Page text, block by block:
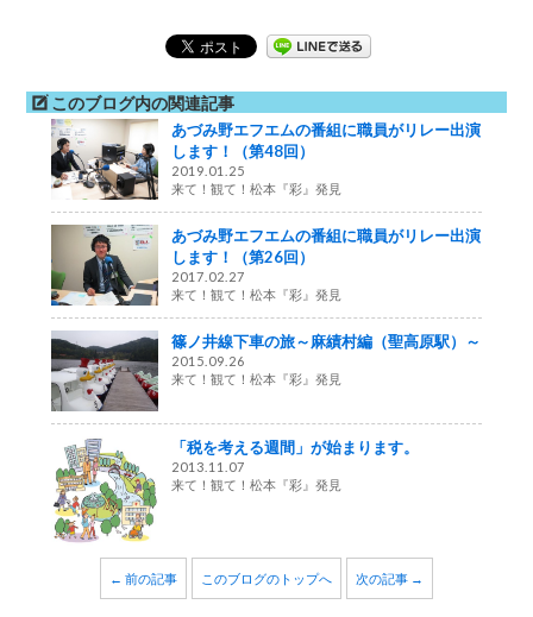
このブログ内の関連記事
あづみ野エフエムの番組に職員がリレー出演
します！（第48回）
2019.01.25
来て！観て！松本『彩』発見
あづみ野エフエムの番組に職員がリレー出演
します！（第26回）
2017.02.27
来て！観て！松本『彩』発見
篠ノ井線下車の旅～麻績村編（聖高原駅）～
2015.09.26
来て！観て！松本『彩』発見
「税を考える週間」が始まります。
2013.11.07
来て！観て！松本『彩』発見
← 前の記事 このブログのトップへ 次の記事 →